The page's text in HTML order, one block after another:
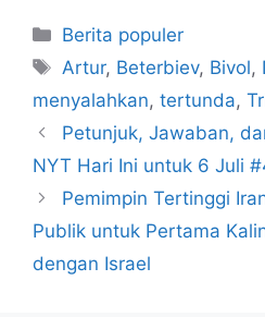
Kategori
Berita populer
Tag
Artur, Beterbiev, Bivol,
menyalahkan, tertunda,
Petunjuk, Jawaban,
NYT Hari Ini untuk 6 Juli
Pemimpin Tertinggi
Publik untuk Pertama
dengan Israel